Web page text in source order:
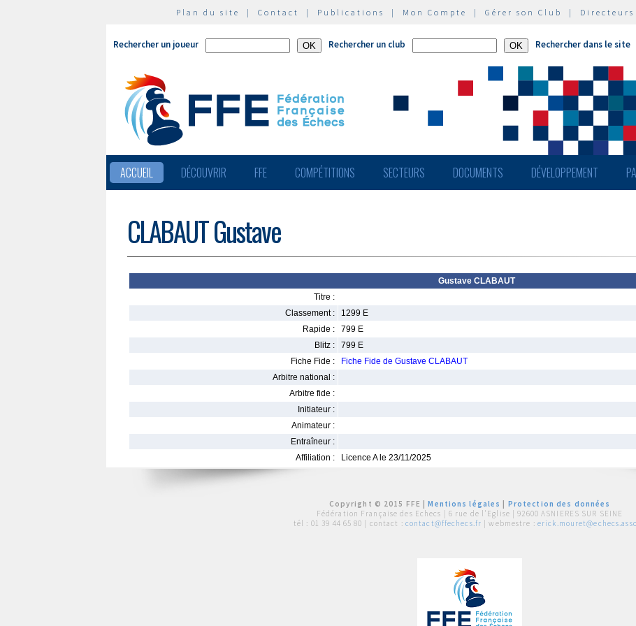
Plan du site | Contact | Publications | Mon Compte | Gérer son Club | Directeurs
Rechercher un joueur Rechercher un club Rechercher dans le site
ACCUEIL DÉCOUVRIR FFE COMPÉTITIONS SECTEURS DOCUMENTS DÉVELOPPEMENT
CLABAUT Gustave
Gustave CLABAUT
Titre :
Classement :
1299 E
Rapide :
799 E
Blitz :
799 E
Fiche Fide :
Fiche Fide de Gustave CLABAUT
Arbitre national :
Arbitre fide :
Initiateur :
Animateur :
Entraîneur :
Affiliation :
Licence A le 23/11/2025
Copyright © 2015 FFE |Mentions légales
Protection des données
Fédération Française des Echecs | 6 rue de l'Eglise | 92600 ASNIERES SUR SEINE
tél : 01 39 44 65 80 | contact : contact@ffechecs.fr | webmestre :